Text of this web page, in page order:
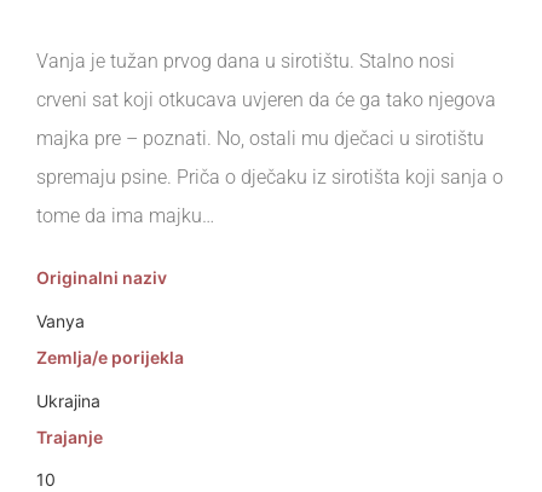
Originalni naziv
Vanya
Zemlja/e porijekla
Ukrajina
Trajanje
10
Vanja je tužan prvog dana u sirotištu. Stalno nosi
crveni sat koji otkucava uvjeren da će ga tako njegova
majka pre – poznati. No, ostali mu dječaci u sirotištu
spremaju psine. Priča o dječaku iz sirotišta koji sanja o
tome da ima majku…